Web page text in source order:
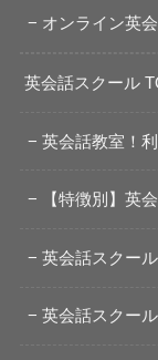
オンライン英
英会話スクール
英会話教室！
【特徴別】英
英会話スクー
英会話スクー